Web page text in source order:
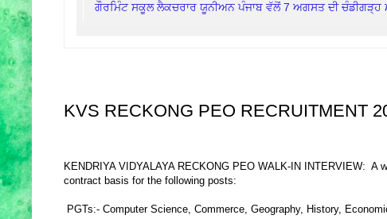
ਗੌਰਮਿੰਟ ਸਕੂਲ ਲੈਕਚਰਾਰ ਯੂਨੀਅਨ ਪੰਜਾਬ ਵੱਲੋਂ 7 ਅਗਸਤ ਦੀ ਚੰਡੀਗੜ੍ਹ
KVS RECKONG PEO RECRUITMENT
KENDRIYA VIDYALAYA RECKONG PEO WALK-IN INTERVIEW:
contract basis for the following posts:
PGTs:- Computer Science, Commerce, Geography, History,